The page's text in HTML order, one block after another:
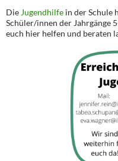
Die Jugendhilfe in der Schule
Schüler/innen der Jahrgänge
euch hier helfen und beraten